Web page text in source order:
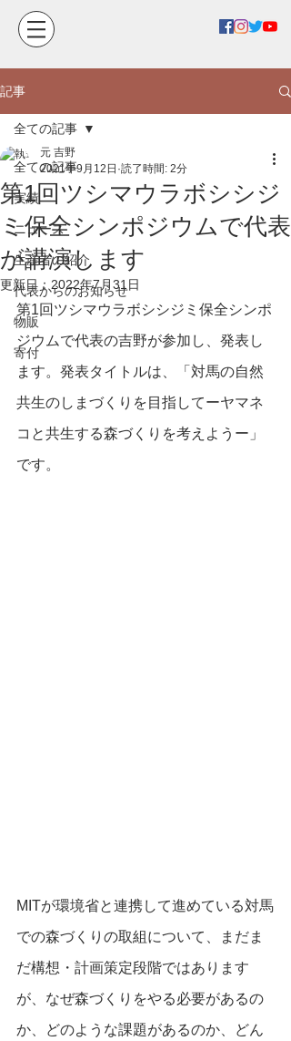
記事
全ての記事
実績
ニュース
生産者の紹介
代表からのお知らせ
物販
寄付
全ての記事
第1回ツシマウラボシシジ
ミ保全シンポジウムで代表
が講演します
元 吉野
2021年9月12日 読了時間: 2分
更新日： 2022年7月31日
第1回ツシマウラボシシジミ保全シンポ
ジウムで代表の吉野が参加し、発表し
ます。発表タイトルは、「対馬の自然
共生のしまづくりを目指してーヤマネ
コと共生する森づくりを考えようー」
です。
MITが環境省と連携して進めている対馬
での森づくりの取組について、まだま
だ構想・計画策定段階ではあります
が、なぜ森づくりをやる必要があるの
か、どのような課題があるのか、どん